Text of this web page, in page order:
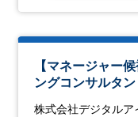
【マネージャー
ングコンサルタ
株式会社デジタルア